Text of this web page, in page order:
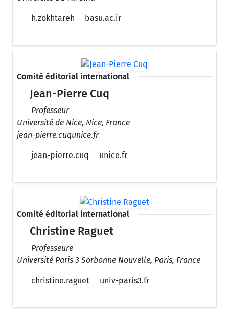
h.zokhtareh basu.ac.ir
Comité éditorial international
Jean-Pierre Cuq
Professeur
Université de Nice, Nice, France
jean-pierre.cuqunice.fr
jean-pierre.cuq unice.fr
Comité éditorial international
Christine Raguet
Professeure
Université Paris 3 Sorbonne Nouvelle, Paris, France
christine.raguet univ-paris3.fr